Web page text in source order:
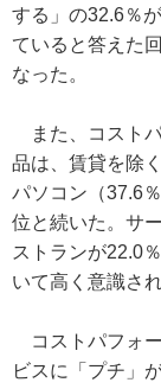
する」の32.6％
ていると答えた
なった。
また、コスト
品は、賃貸を除
パソコン（37.6
位と続いた。サ
ストランが22.0
いて高く意識さ
コストパフォ
ビスに「プチ」